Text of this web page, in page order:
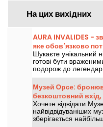
На цих вихідних
AURA INVALIDES -
яке обов'язково
Парижі
Шукаєте унікальний
готові бути
подорож до
Приходьте та
INVALIDES - звукове
легендарному Домі
Це феєричне дійство
сподобається як
Музей Орсе:
безкоштовний вхід,
виставки
Хочете відвідати
найвідвідуваніших
зберігається